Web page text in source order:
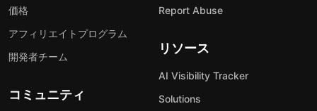
価格
アフィリエイトプログラム
開発者チーム
コミュニティ
Report Abuse
リソース
AI Visibility Tracker
Solutions